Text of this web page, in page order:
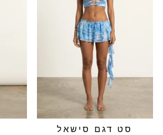
סט דגם סישאל